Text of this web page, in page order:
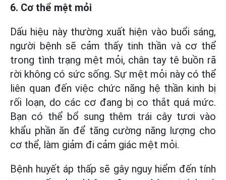
6. Cơ thể mệt mỏi
Dấu hiệu này thường xuất hiện vào buổi sáng,
người bệnh sẽ cảm thấy tinh thần và cơ thể
trong tình trạng mệt mỏi, chân tay tê buồn rã
rời không có sức sống. Sự mệt mỏi này có thể
liên quan đến việc chức năng hệ thần kinh bị
rối loạn, do các cơ đang bị co thắt quá mức.
Bạn có thể bổ sung thêm trái cây tươi vào
khẩu phần ăn để tăng cường năng lượng cho
cơ thể, làm giảm đi cảm giác mệt mỏi.
Bệnh huyết áp thấp sẽ gây nguy hiểm đến tính